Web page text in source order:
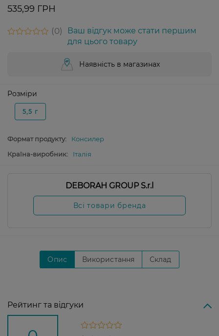
535,99 ГРН
0
Ваш відгук може стати першим
для цього товару
Наявність в магазинах
Розміри
5,5 г
Формат продукту:
Консилер
Країна-виробник:
Італія
DEBORAH GROUP S.r.l
Всі товари бренда
Опис Використання Склад
Рейтинг та відгуки